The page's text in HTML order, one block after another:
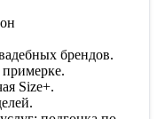
брендов.
примерке.
Size+.